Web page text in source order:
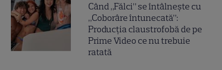
Când „Fălci” se întâlnește cu
„Coborâre întunecată”:
Producția claustrofobă de pe
Prime Video ce nu trebuie
ratată